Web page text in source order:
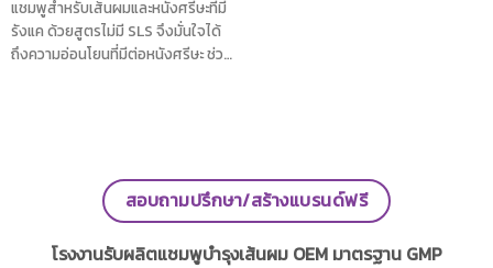
แชมพูสำหรับเส้นผมและหนังศรีษะที่มี
รังแค ด้วยสูตรไม่มี SLS จึงมั่นใจได้
ถึงความอ่อนโยนที่มีต่อหนังศรีษะ ช่วย
เส้นผมสะอาด ดูมีน้ำหนัก จัดทรงง่ายสอบถามปรึกษา/สร้างแบรนด์ฟรี
โรงงานรับผลิตแชมพูบำรุงเส้นผม OEM มาตรฐาน GMP